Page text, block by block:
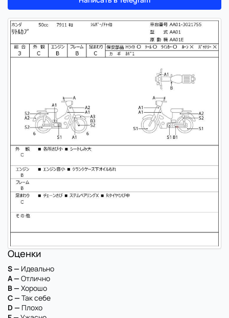
Оценки
S — Идеально
A — Отлично
B — Хорошо
C — Так себе
D — Плохо